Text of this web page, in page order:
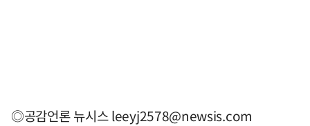
◎공감언론 뉴시스leeyj2578@newsis.com